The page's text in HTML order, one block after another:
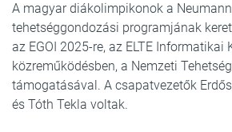
A magyar diákolimpikonok a
tehetséggondozási programjának
az EGOI 2025-re, az ELTE Informatikai
közreműködésben, a Nemzeti
támogatásával. A csapatvezetők
és Tóth Tekla voltak.